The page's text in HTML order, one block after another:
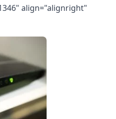
align="alignright"